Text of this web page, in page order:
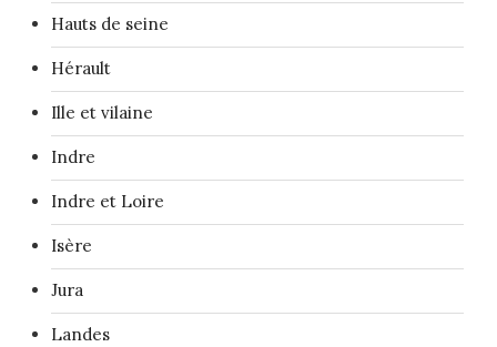
Hauts de seine
Hérault
Ille et vilaine
Indre
Indre et Loire
Isère
Jura
Landes